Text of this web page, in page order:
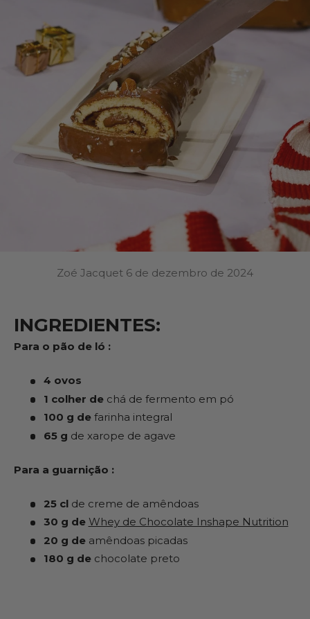
Zoé Jacquet 6 de dezembro de 2024
INGREDIENTES:
Para o pão de ló :
4 ovos
1 colher dechá de fermento em pó
100 g defarinha integral
65 g de xarope de agave
Para a guarnição :
25 cl de creme de amêndoas
30 g de Whey de Chocolate Inshape Nutrition
20 g de amêndoas picadas
180 g dechocolate preto